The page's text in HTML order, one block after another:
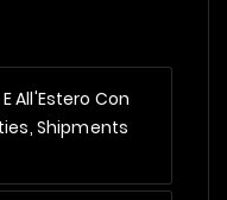
All'Estero Con
Shipments